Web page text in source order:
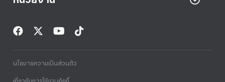
นโยบายความเป็นส่วนตัว